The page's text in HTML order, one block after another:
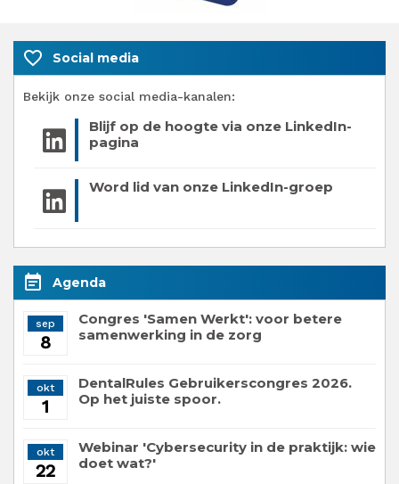
favorite_border Social media
Bekijk onze social media-kanalen:
Blijf op de hoogte via onze LinkedIn-
pagina
Word lid van onze LinkedIn-groep
event_note Agenda
sep
8
Congres 'Samen Werkt': voor betere
samenwerking in de zorg
okt
1
DentalRules Gebruikerscongres 2026.
Op het juiste spoor.
okt
22
Webinar 'Cybersecurity in de praktijk: wie
doet wat?'